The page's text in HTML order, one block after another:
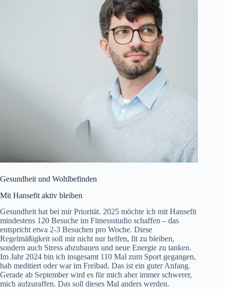
Gesundheit und Wohlbefinden
Mit Hansefit aktiv bleiben
Gesundheit hat bei mir Priorität. 2025 möchte ich mit Hansefit
mindestens 120 Besuche im Fitnessstudio schaffen – das
entspricht etwa 2-3 Besuchen pro Woche. Diese
Regelmäßigkeit soll mir nicht nur helfen, fit zu bleiben,
sondern auch Stress abzubauen und neue Energie zu tanken.
Im Jahr 2024 bin ich insgesamt 110 Mal zum Sport gegangen,
hab meditiert oder war im Freibad. Das ist ein guter Anfang.
Gerade ab September wird es für mich aber immer schwerer,
mich aufzuraffen. Das soll dieses Mal anders werden.